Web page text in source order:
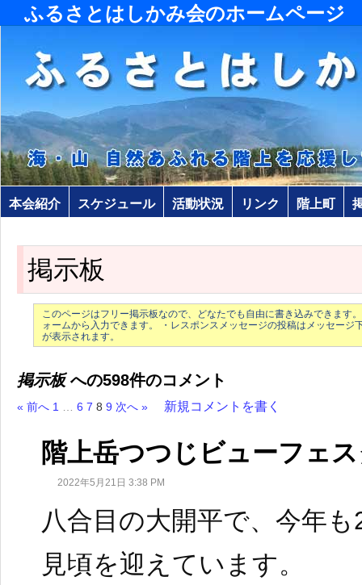
ふるさとはしかみ会のホームページ
本会紹介 スケジュール 活動状況 リンク 階上町
掲示板
このページはフリー掲示板なので、どなたでも自由に書き込みできます
ォームから入力できます。 ・レスポンスメッセージの投稿はメッセージ
が表示されます。
掲示板への598件のコメント
« 前へ 1 6 7 8 9 次へ » 新規コメントを書く
階上岳つつじビューフェ
2022年5月21日 3:38 PM
八合目の大開平で、今年
見頃を迎えています。